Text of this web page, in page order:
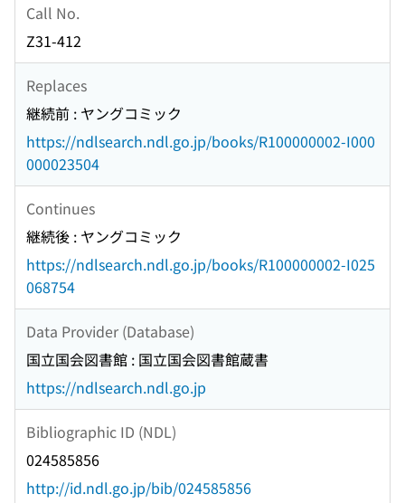
Call No.
Z31-412
Replaces
継続前 : ヤングコミック
https://ndlsearch.ndl.go.jp/books/R100000002-I000
000023504
Continues
継続後 : ヤングコミック
https://ndlsearch.ndl.go.jp/books/R100000002-I025
068754
Data Provider (Database)
国立国会図書館 : 国立国会図書館蔵書
https://ndlsearch.ndl.go.jp
Bibliographic ID (NDL)
024585856
http://id.ndl.go.jp/bib/024585856